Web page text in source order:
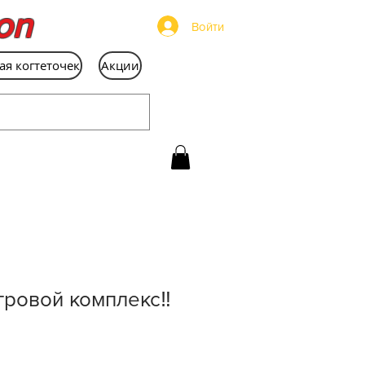
Войти
когтеточек Акции
комплекс‼️